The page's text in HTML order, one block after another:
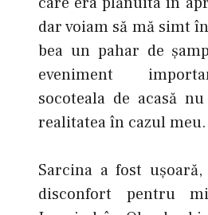
dar voiam să mă simt
bea un pahar de
eveniment
socoteala de acasă
realitatea în cazul meu.
Sarcina a fost
disconfort pentru